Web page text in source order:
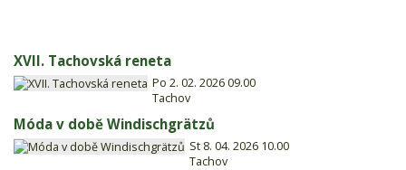
XVII. Tachovská reneta
Po 2. 02. 2026 09.00
Tachov
Móda v době Windischgrätzů
St 8. 04. 2026 10.00
Tachov